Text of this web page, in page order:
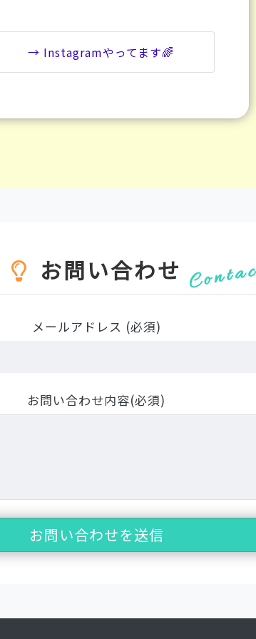
→ Instagramやってます🌈
お問い合わせ
メールアドレス (必須)
お問い合わせ内容(必須)